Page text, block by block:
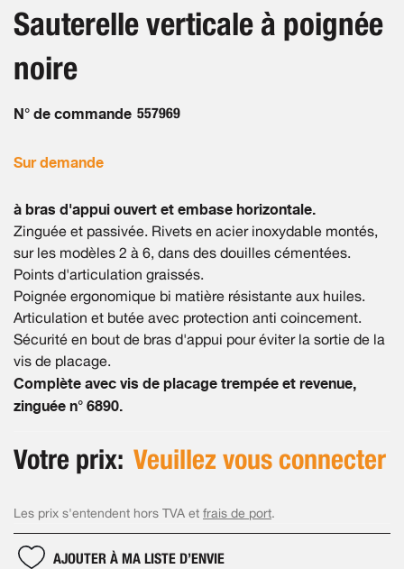
beginning
of
images
Sauterelle verticale à poignée
noire
N° de commande 557969
Sur demande
à bras d'appui ouvert et embase horizontale.
Zinguée et passivée. Rivets en acier inoxydable montés,
sur les modèles 2 à 6, dans des douilles cémentées.
Points d'articulation graissés.
Poignée ergonomique bi matière résistante aux huiles.
Articulation et butée avec protection anti coincement.
Sécurité en bout de bras d'appui pour éviter la sortie de la
vis de placage.
Complète avec vis de placage trempée et revenue,
zinguée n° 6890.
Votre prix: Veuillez vous connecter
Les prix s'entendent hors TVA et frais de port.
AJOUTER À MA LISTE D’ENVIE